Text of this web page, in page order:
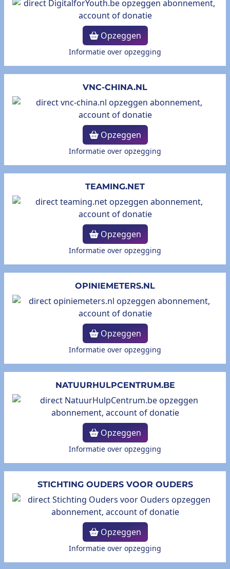
Opzeggen
Informatie over opzegging
VNC-CHINA.NL
Opzeggen
Informatie over opzegging
TEAMING.NET
Opzeggen
Informatie over opzegging
OPINIEMETERS.NL
Opzeggen
Informatie over opzegging
NATUURHULPCENTRUM.BE
Opzeggen
Informatie over opzegging
STICHTING OUDERS VOOR OUDERS
Opzeggen
Informatie over opzegging